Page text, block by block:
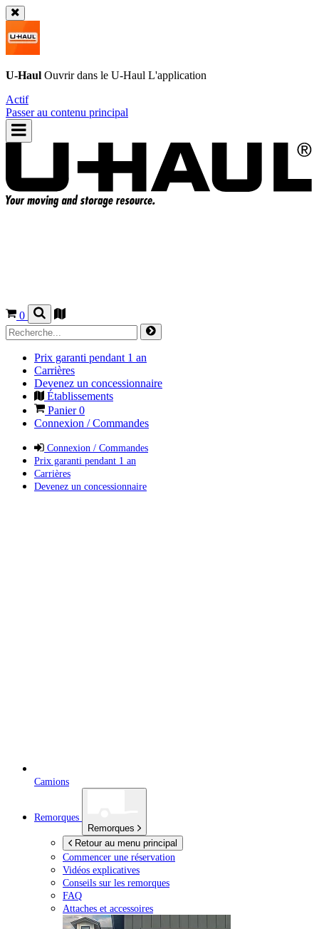
U-Haul Ouvrir dans le U-Haul L'application
Actif
Passer au contenu principal
0
Prix garanti pendant 1 an
Carrières
Devenez un concessionnaire
Établissements
Panier0
Connexion / Commandes
Connexion / Commandes
Prix garanti pendant 1 an
Carrières
Devenez un concessionnaire
Camions
Remorques
Remorques
Retour au menu principal
Commencer une réservation
Vidéos explicatives
Conseils sur les remorques
FAQ
Attaches et accessoires